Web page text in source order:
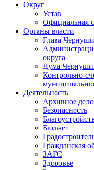
Округ
Устав
Официальная
Органы власти
Глава
округа
Дума
Контрольно-
Деятельность
Архивное дело
Безопасность
Бюджет
Гражданская
ЗАГС
Здоровье